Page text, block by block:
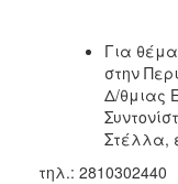
Για
στην
Δ/θμιας
Στέλλα,
τηλ.: 2810302440